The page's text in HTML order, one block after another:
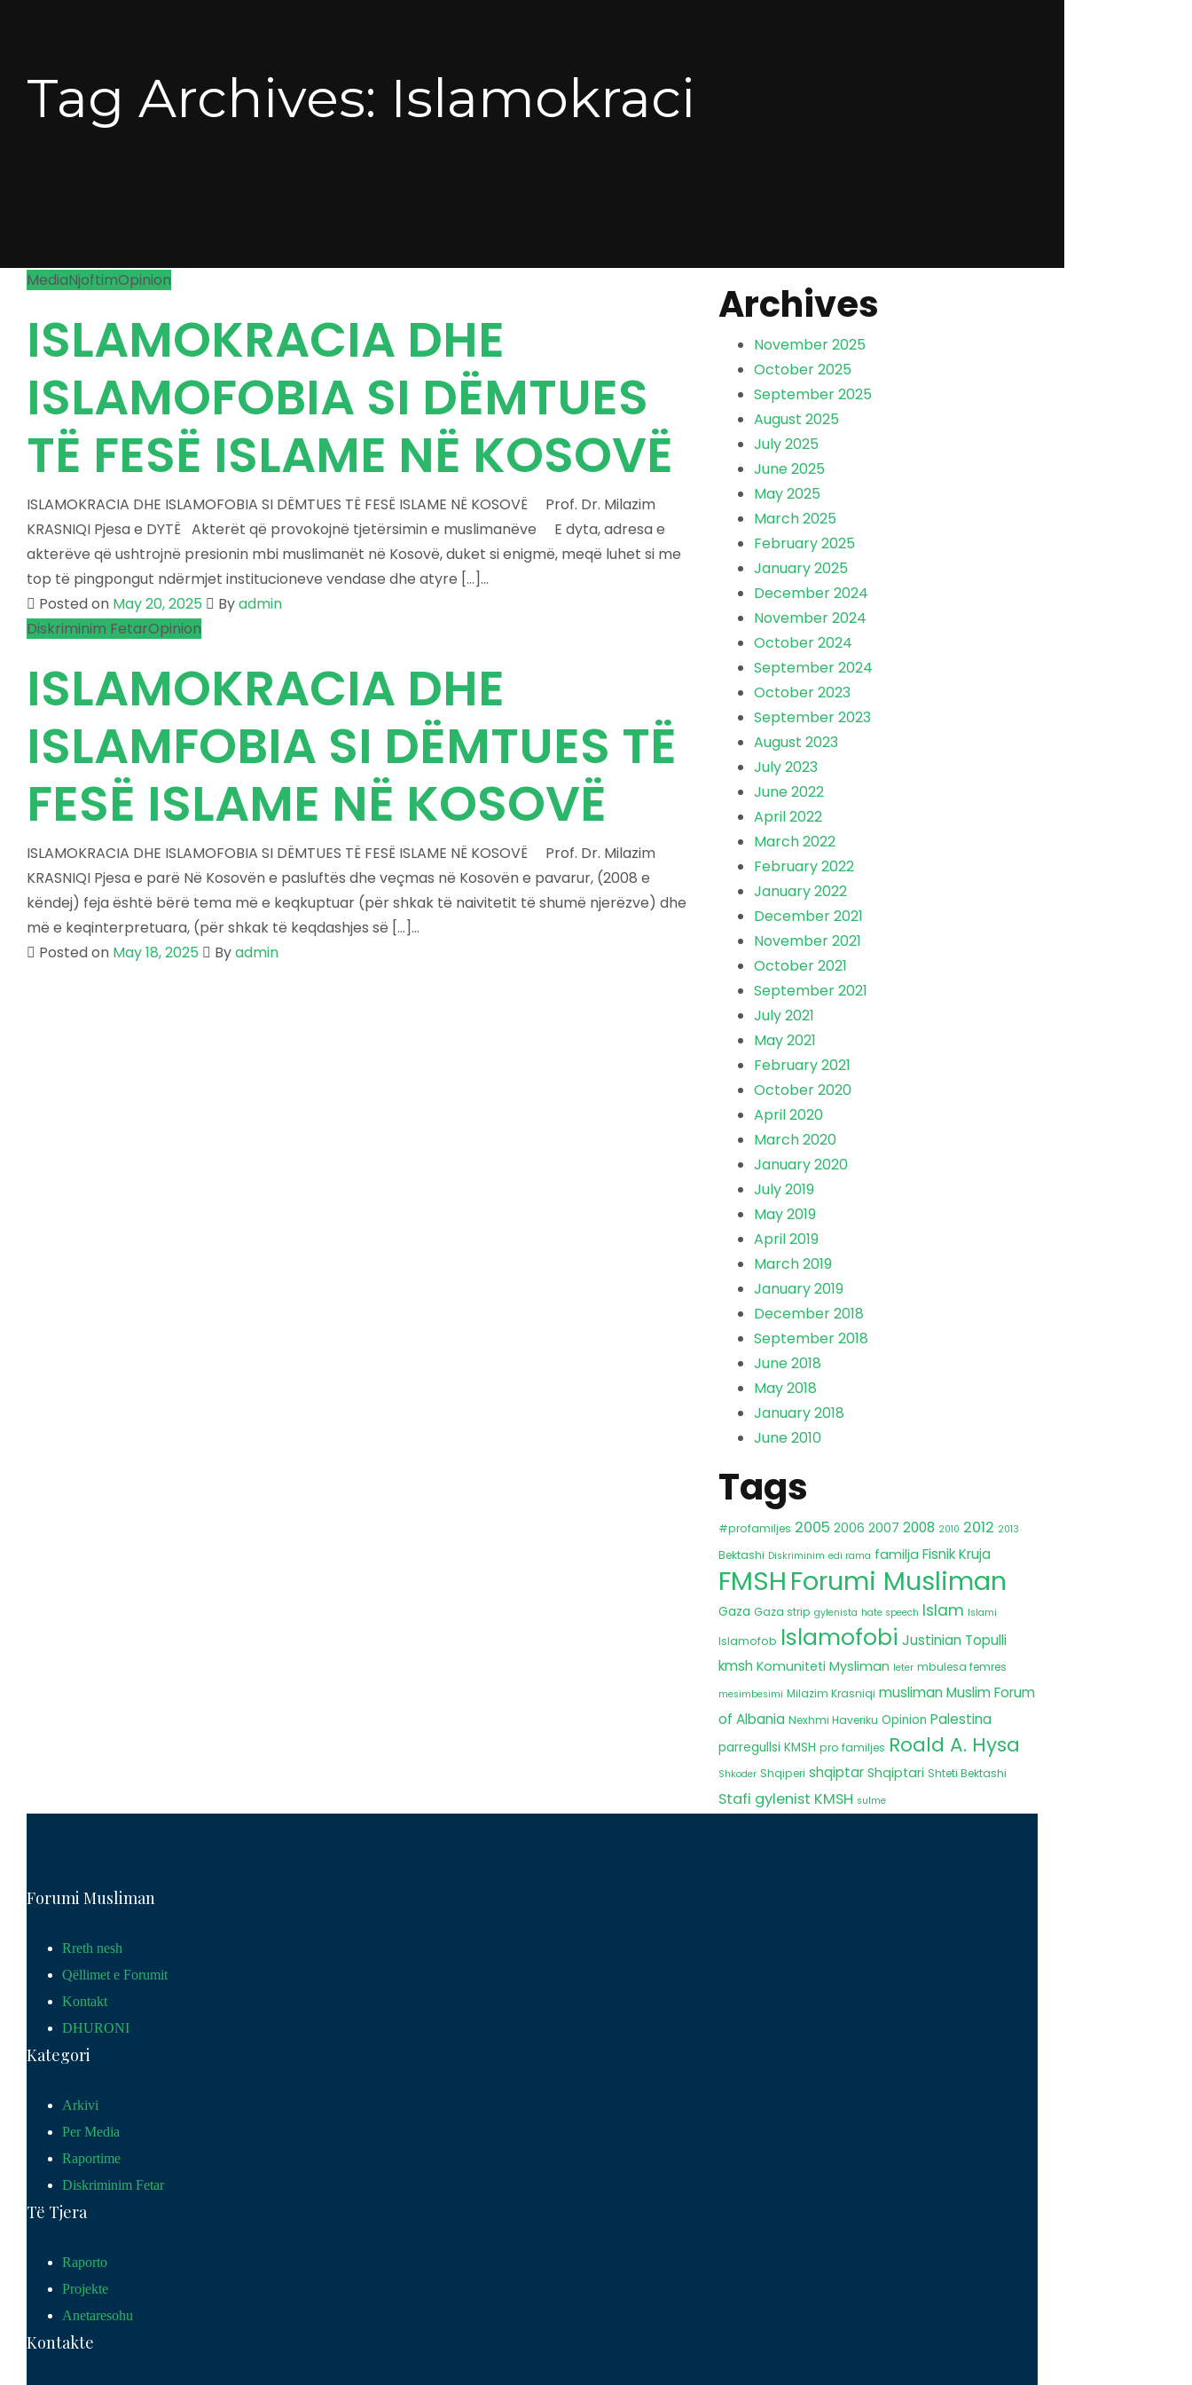
Tag Archives: Islamokraci
MediaNjoftimOpinion
ISLAMOKRACIA DHE
ISLAMOFOBIA SI DËMTUES
TË FESË ISLAME NË KOSOVË
ISLAMOKRACIA DHE ISLAMOFOBIA SI DËMTUES TË FESË ISLAME NË KOSOVË Prof. Dr. Milazim
KRASNIQI Pjesa e DYTË Akterët që provokojnë tjetërsimin e muslimanëve E dyta, adresa e
akterëve që ushtrojnë presionin mbi muslimanët në Kosovë, duket si enigmë, meqë luhet si me
top të pingpongut ndërmjet institucioneve vendase dhe atyre […]...
Posted on May 20, 2025 Byadmin
Diskriminim FetarOpinion
ISLAMOKRACIA DHE
ISLAMFOBIA SI DËMTUES TË
FESË ISLAME NË KOSOVË
ISLAMOKRACIA DHE ISLAMOFOBIA SI DËMTUES TË FESË ISLAME NË KOSOVË Prof. Dr. Milazim
KRASNIQI Pjesa e parë Në Kosovën e pasluftës dhe veçmas në Kosovën e pavarur, (2008 e
këndej) feja është bërë tema më e keqkuptuar (për shkak të naivitetit të shumë njerëzve) dhe
më e keqinterpretuara, (për shkak të keqdashjes së […]...
Posted on May 18, 2025 Byadmin
Archives
November 2025
October 2025
September 2025
August 2025
July 2025
June 2025
May 2025
March 2025
February 2025
January 2025
December 2024
November 2024
October 2024
September 2024
October 2023
September 2023
August 2023
July 2023
June 2022
April 2022
March 2022
February 2022
January 2022
December 2021
November 2021
October 2021
September 2021
July 2021
May 2021
February 2021
October 2020
April 2020
March 2020
January 2020
July 2019
May 2019
April 2019
March 2019
January 2019
December 2018
September 2018
June 2018
May 2018
January 2018
June 2010
Tags
#profamiljes 2005 2006 2007 2008 2010 2012 2013
Bektashi Diskriminim edi rama familja Fisnik Kruja
FMSH Forumi Musliman
Gaza Gaza strip gylenista hate speech Islam Islami
Islamofob Islamofobi Justinian Topulli
kmsh Komuniteti Mysliman leter mbulesa femres
mesimbesimi Milazim Krasniqi muslimanMuslim Forum
of Albania Nexhmi Haveriku Opinion Palestina
parregullsi KMSH pro familjes Roald A. Hysa
Shkoder Shqiperi shqiptar Shqiptari Shteti Bektashi
Stafi gylenist KMSH sulme
Forumi Musliman
Rreth nesh
Qëllimet e Forumit
Kontakt
DHURONI
Kategori
Arkivi
Per Media
Raportime
Diskriminim Fetar
Të Tjera
Raporto
Projekte
Anetaresohu
Kontakte